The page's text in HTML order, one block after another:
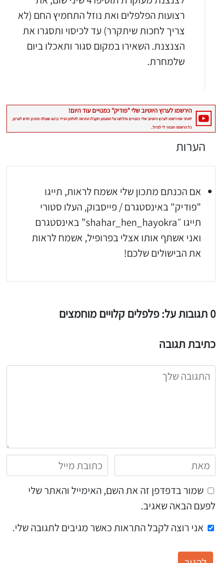
אותי באינסטגרם
רצועות הפלפלים ואת נוזל התחמיץ החם (לא
צריך לחכות שיתקרר) עד לכיסוי ותסגרו את
הצנצנת. השאירו במקום סגור ותאכלו ביום
שלמחרת.
הערות
אם הכנתם מתכון שלי אשמח לראות, תייגו
"פודיק" באינסטגרם / פייסבוק, העלו סטורי
תייגו ״shahar_hen_hayokra” באינסטגרם
ואני אשתף אותו אצלי בפרופיל, אשמח לראות
את הבישולים שלכם!
0 תגובות על: פלפלים קלויים מוחמצים
כתיבת תגובה
שמור בדפדפן זה את השם, האימייל והאתר שלי
לפעם הבאה שאגיב.
אני רוצה לקבל התראות כאשר מגיבים לתגובה שלי.